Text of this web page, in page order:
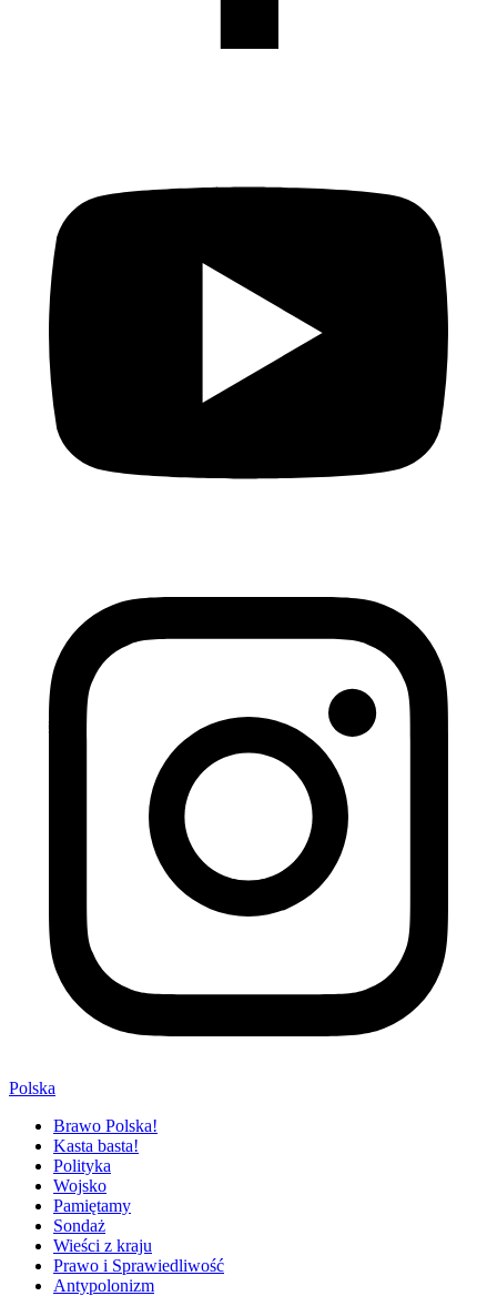
Polska
Brawo Polska!
Kasta basta!
Polityka
Wojsko
Pamiętamy
Sondaż
Wieści z kraju
Prawo i Sprawiedliwość
Antypolonizm